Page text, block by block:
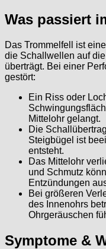
Was passiert
Das Trommelfell ist
die Schallwellen auf
überträgt. Bei einer
gestört:
Ein Riss oder
Mittelohr gelangt.
Die
Steigbügel ist
entsteht.
Das Mittelohr
und Schmutz
Entzündungen
Bei größeren
des Innenohrs
Ohrgeräuschen
Symptome &